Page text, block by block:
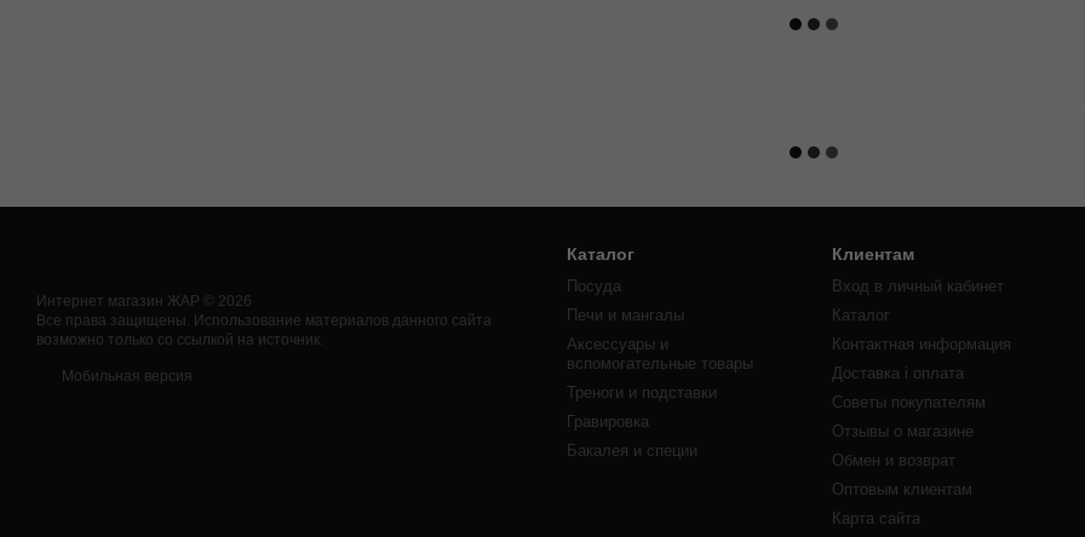
Интернет магазин ЖАР © 2026
Все права защищены. Использование материалов данного сайта
возможно только со ссылкой на источник.
Мобильная версия
Каталог
Посуда
Печи и мангалы
Аксессуары и
вспомогательные товары
Треноги и подставки
Гравировка
Бакалея и специи
Клиентам
Вход в личный кабинет
Каталог
Контактная информация
Доставка і оплата
Советы покупателям
Отзывы о магазине
Обмен и возврат
Оптовым клиентам
Карта сайта